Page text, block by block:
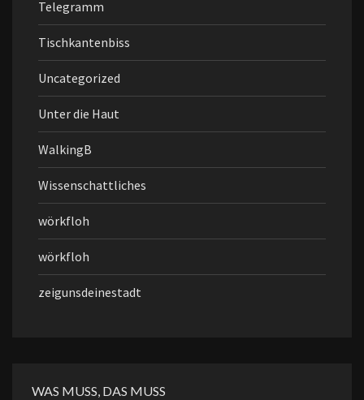
Telegramm
Tischkantenbiss
Uncategorized
Unter die Haut
WalkingB
Wissenschattliches
wörkfloh
wörkfloh
zeigunsdeinestadt
WAS MUSS, DAS MUSS